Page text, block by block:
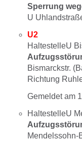
Sperrung
U
U2
HaltestelleU
Bismarckstr.
Richtung
Gemeldet am
HaltestelleU
Mendelssohn-